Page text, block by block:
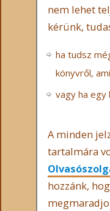
nem lehet
kérünk,
ha tudsz
könyvről,
vagy ha egy
A minden
tartalmára
hozzánk,